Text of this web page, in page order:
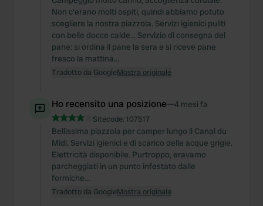
Non c'erano molti ospiti, quindi abbiamo potuto
scegliere la nostra piazzola. Servizi igienici puliti
con belle docce calde... Servizio di consegna del
pane: si ordina il pane la sera e si riceve pane
fresco la mattina...
Tradotto da GoogleMostra originale
Ho recensito una posizione—4 mesi fa
Sitecode: 107517
Bellissima piazzola per camper lungo il Canal du
Midi. Servizi igienici e di scarico delle acque grigie.
Elettricità disponibile. Purtroppo, eravamo
parcheggiati in un punto infestato dalle
formiche...
Tradotto da GoogleMostra originale